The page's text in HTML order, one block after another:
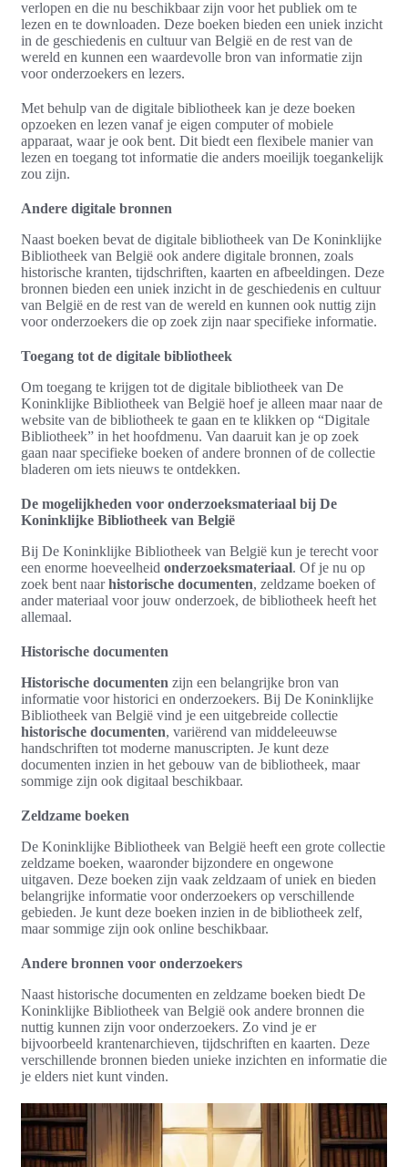
verlopen en die nu beschikbaar zijn voor het publiek om te
lezen en te downloaden. Deze boeken bieden een uniek inzicht
in de geschiedenis en cultuur van België en de rest van de
wereld en kunnen een waardevolle bron van informatie zijn
voor onderzoekers en lezers.
Met behulp van de digitale bibliotheek kan je deze boeken
opzoeken en lezen vanaf je eigen computer of mobiele
apparaat, waar je ook bent. Dit biedt een flexibele manier van
lezen en toegang tot informatie die anders moeilijk toegankelijk
zou zijn.
Andere digitale bronnen
Naast boeken bevat de digitale bibliotheek van De Koninklijke
Bibliotheek van België ook andere digitale bronnen, zoals
historische kranten, tijdschriften, kaarten en afbeeldingen. Deze
bronnen bieden een uniek inzicht in de geschiedenis en cultuur
van België en de rest van de wereld en kunnen ook nuttig zijn
voor onderzoekers die op zoek zijn naar specifieke informatie.
Toegang tot de digitale bibliotheek
Om toegang te krijgen tot de digitale bibliotheek van De
Koninklijke Bibliotheek van België hoef je alleen maar naar de
website van de bibliotheek te gaan en te klikken op “Digitale
Bibliotheek” in het hoofdmenu. Van daaruit kan je op zoek
gaan naar specifieke boeken of andere bronnen of de collectie
bladeren om iets nieuws te ontdekken.
De mogelijkheden voor onderzoeksmateriaal bij De
Koninklijke Bibliotheek van België
Bij De Koninklijke Bibliotheek van België kun je terecht voor
een enorme hoeveelheid onderzoeksmateriaal. Of je nu op
zoek bent naarhistorische documenten, zeldzame boeken of
ander materiaal voor jouw onderzoek, de bibliotheek heeft het
allemaal.
Historische documenten
Historische documenten zijn een belangrijke bron van
informatie voor historici en onderzoekers. Bij De Koninklijke
Bibliotheek van België vind je een uitgebreide collectie
historische documenten, variërend van middeleeuwse
handschriften tot moderne manuscripten. Je kunt deze
documenten inzien in het gebouw van de bibliotheek, maar
sommige zijn ook digitaal beschikbaar.
Zeldzame boeken
De Koninklijke Bibliotheek van België heeft een grote collectie
zeldzame boeken, waaronder bijzondere en ongewone
uitgaven. Deze boeken zijn vaak zeldzaam of uniek en bieden
belangrijke informatie voor onderzoekers op verschillende
gebieden. Je kunt deze boeken inzien in de bibliotheek zelf,
maar sommige zijn ook online beschikbaar.
Andere bronnen voor onderzoekers
Naast historische documenten en zeldzame boeken biedt De
Koninklijke Bibliotheek van België ook andere bronnen die
nuttig kunnen zijn voor onderzoekers. Zo vind je er
bijvoorbeeld krantenarchieven, tijdschriften en kaarten. Deze
verschillende bronnen bieden unieke inzichten en informatie die
je elders niet kunt vinden.